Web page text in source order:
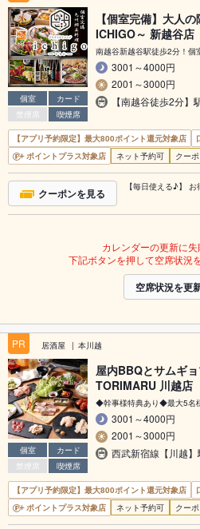
個室
カード
禁煙席
喫煙席
【個室完備】大人
ICHIGO～ 新越谷店
南越谷新越谷駅徒歩2分！個
3001～4000円
2001～3000円
【南越谷徒歩2分】
【アプリ予約限定】最大800ポイント還元対象店
ポイントプラス対象店
ネット予約可 クー
クーポンを見る 【毎日使える♪】
カレンダーの更新に失
下記ボタンを押して空席状況
空席状況を更
PR 居酒屋 本川越
個室
カード
禁煙席
喫煙席
屋内BBQとサムギ
TORIMARU 川越店
◆幹事様特典あり◆最大5名
3001～4000円
2001～3000円
西武新宿線【川越
【アプリ予約限定】最大800ポイント還元対象店
ポイントプラス対象店
ネット予約可 クー